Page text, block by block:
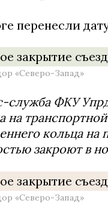
перенесли
«Северо-Запад»
служба ФКУ
на
кольца
закроют в
«Северо-Запад»